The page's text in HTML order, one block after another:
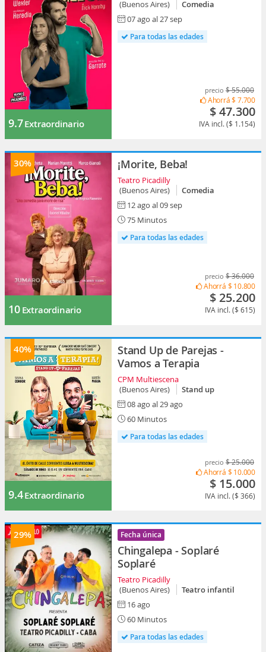
9.7Extraordinario
(Buenos Aires)
Comedia
07 ago al 27 sep
Para todas las edades
precio $ 55.000
Ahorrá$ 7.700
$ 47.300
IVA incl. ($ 1.154)
30%
10 Extraordinario
¡Morite, Beba!
Teatro Picadilly
(Buenos Aires)
Comedia
12 ago al 09 sep
75 Minutos
Para todas las edades
precio $ 36.000
Ahorrá $ 10.800
$ 25.200
IVA incl. ($ 615)
40%
9.4Extraordinario
Stand Up de Parejas -
Vamos a Terapia
CPM Multiescena
(Buenos Aires)
Stand up
08 ago al 29 ago
60 Minutos
Para todas las edades
precio $ 25.000
Ahorrá $ 10.000
$ 15.000
IVA incl. ($ 366)
29% Fecha única
Chingalepa - Soplaré
Soplaré
Teatro Picadilly
(Buenos Aires)
Teatro infantil
16 ago
60 Minutos
Para todas las edades